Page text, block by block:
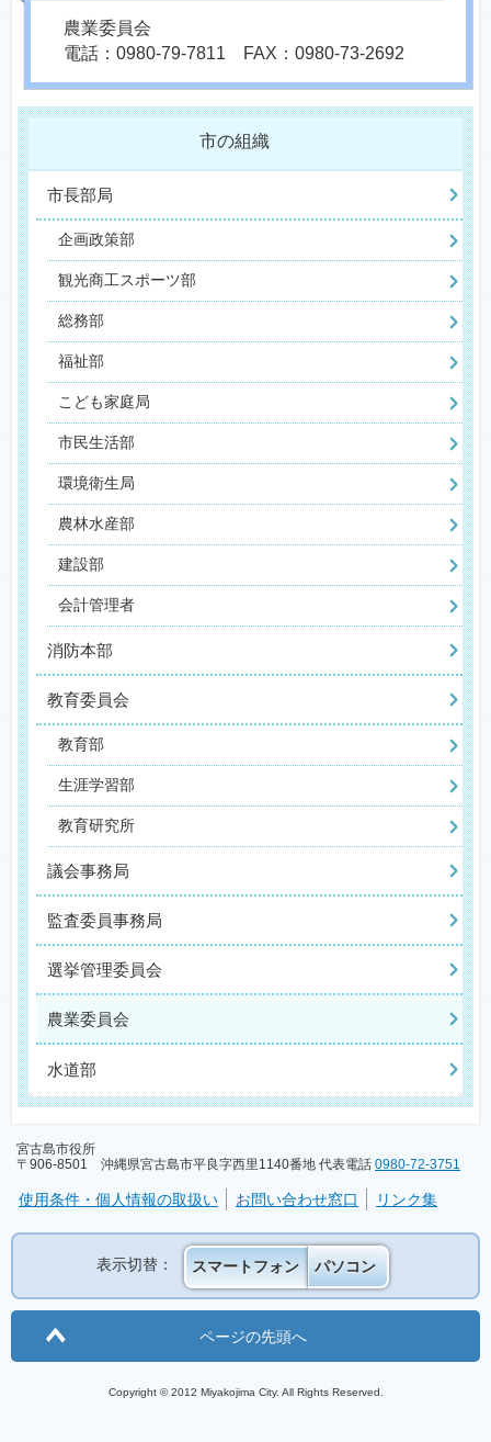
農業委員会
電話：0980-79-7811 FAX：0980-73-2692
市の組織
市長部局
企画政策部
観光商工スポーツ部
総務部
福祉部
こども家庭局
市民生活部
環境衛生局
農林水産部
建設部
会計管理者
消防本部
教育委員会
教育部
生涯学習部
教育研究所
議会事務局
監査委員事務局
選挙管理委員会
農業委員会
水道部
宮古島市役所
〒906-8501 沖縄県宮古島市平良字西里1140番地 代表電話 0980-72-3751
使用条件・個人情報の取扱い お問い合わせ窓口 リンク集
表示切替： スマートフォン パソコン
ページの先頭へ
Copyright © 2012 Miyakojima City. All Rights Reserved.